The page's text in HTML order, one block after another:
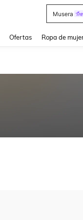
Musera
Ofertas Ropa de